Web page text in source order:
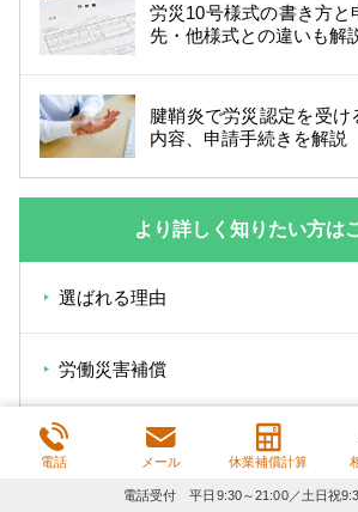
労災10号様式の書き方と
先・他様式との違いも解
腱鞘炎で労災認定を受け
内容、申請手続きを解説
より詳しく知りたい方は
選ばれる理由
労働災害補償
労働災害による後遺障害
電話 メール 休業補償計算
電話受付 平日9:30～21:00／土日祝